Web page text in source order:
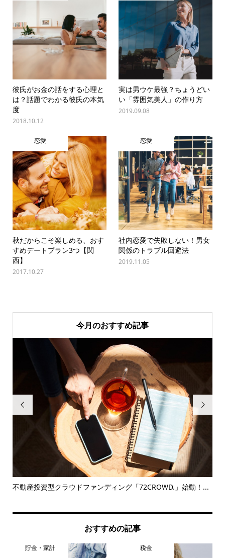
彼氏がお金の話をする心理と
は？話題でわかる彼氏の本気
度
2018.10.12
実は男ウケ最強？ちょうどい
い「雰囲気美人」の作り方
2019.09.08
恋愛
秋だからこそ楽しめる、おす
すめデートプラン3つ【関
西】
2017.10.27
恋愛
社内恋愛で失敗しない！男女
関係のトラブル回避法
2019.11.05
今月のおすすめ記事

動！... 自賠責保険の6,000億円問題とは？そもそも何のお金なのか知

おすすめの記事
貯金・家計 税金